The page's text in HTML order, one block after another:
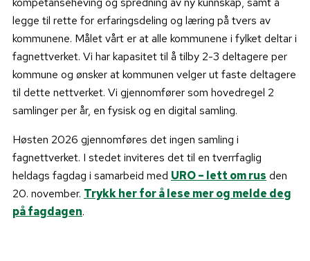
legge til rette for erfaringsdeling og læring på tvers av
kommunene. Målet vårt er at alle kommunene i fylket deltar i
fagnettverket. Vi har kapasitet til å tilby 2-3 deltagere per
kommune og ønsker at kommunen velger ut faste deltagere
til dette nettverket. Vi gjennomfører som hovedregel 2
samlinger per år, en fysisk og en digital samling.
Høsten 2026 gjennomføres det ingen samling i
fagnettverket. I stedet inviteres det til en tverrfaglig
heldags fagdag i samarbeid med URO – lett om rus den
20. november. Trykk her for å lese mer og melde deg
på fagdagen.